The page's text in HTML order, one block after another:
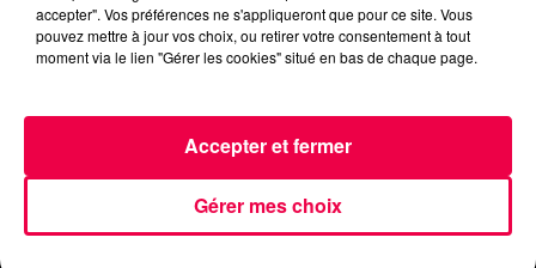
INFOS
EMISSIONS
JEUX
PODCASTS
accepter". Vos préférences ne s'appliqueront que pour ce site. Vous
pouvez mettre à jour vos choix, ou retirer votre consentement à tout
moment via le lien "Gérer les cookies" situé en bas de chaque page.
Gérer mes choix
Accepter et fermer